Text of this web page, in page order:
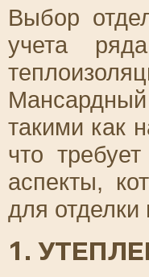
Выбор
учета
такими как
что
аспекты,
для
1.